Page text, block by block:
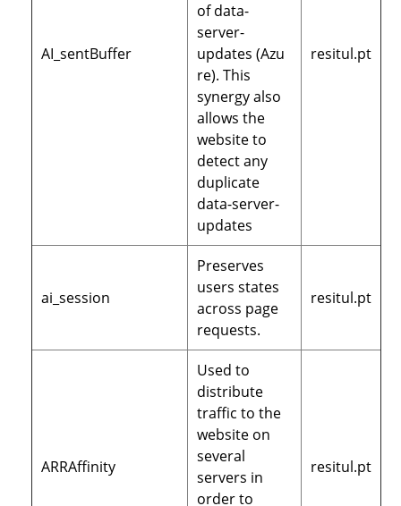
AI_sentBuffer
of data-
server-
updates (Azu
re). This
synergy also
allows the
website to
detect any
duplicate
data-server-
updates
resitul.pt
ai_session
Preserves
users states
across page
requests.
resitul.pt
ARRAffinity
Used to
distribute
traffic to the
website on
several
servers in
order to
resitul.pt